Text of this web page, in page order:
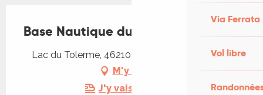
Via Ferrata
Vol libre
Base Nautique du Tolerme
Lac du Tolerme, 46210 Sénaillac-Latronquière
M'y rendre
J'y vais en train !